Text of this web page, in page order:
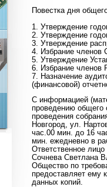
Повестка дня
1. Утверждение
2. Утверждение
3. Утверждение
4. Избрание членов
5. Утверждение
6. Избрание членов
7. Назначение
(финансовой)
С информацией
проведению общего
проведения
Новгород, ул.
час.00 мин. до 16
мин. ежедневно в
Ответственное
Сочнева Светлана
Общество по
предоставляет ему
данных копий.